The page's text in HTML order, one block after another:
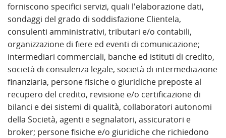
forniscono specifici servizi, quali l'elaborazione dati,
sondaggi del grado di soddisfazione Clientela,
consulenti amministrativi, tributari e/o contabili,
organizzazione di fiere ed eventi di comunicazione;
intermediari commerciali, banche ed istituti di credito,
società di consulenza legale, società di intermediazione
finanziaria, persone fisiche o giuridiche preposte al
recupero del credito, revisione e/o certificazione di
bilanci e dei sistemi di qualità, collaboratori autonomi
della Società, agenti e segnalatori, assicuratori e
broker; persone fisiche e/o giuridiche che richiedono